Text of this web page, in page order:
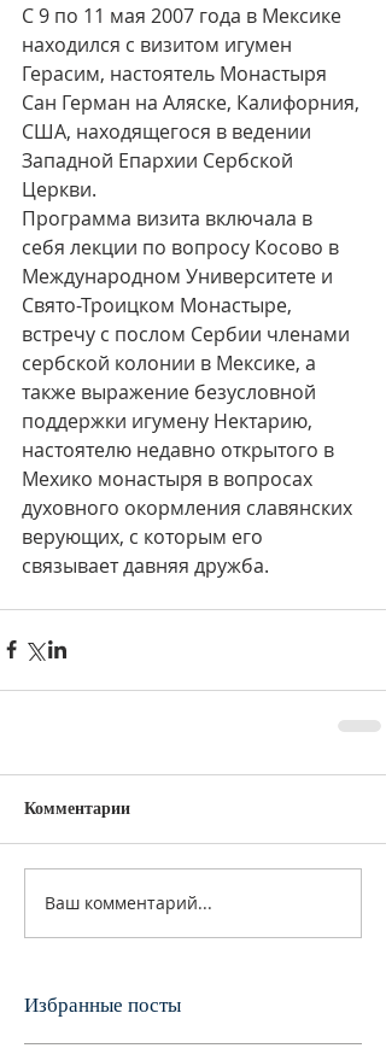
С 9 по 11 мая 2007 года в Мексике
находился с визитом игумен
Герасим, настоятель Монастыря
Сан Герман на Аляске, Калифорния,
США, находящегося в ведении
Западной Епархии Сербской
Церкви.
Программа визита включала в
себя лекции по вопросу Косово в
Международном Университете и
Свято-Троицком Монастыре,
встречу с послом Сербии членами
сербской колонии в Мексике, а
также выражение безусловной
поддержки игумену Нектарию,
настоятелю недавно открытого в
Мехико монастыря в вопросах
духовного окормления славянских
верующих, с которым его
связывает давняя дружба.
Комментарии
Ваш комментарий...
Избранные посты